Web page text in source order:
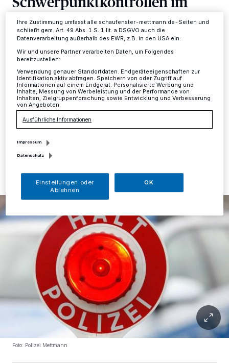
Straßenverkehr
Mettmann einen Schwerpunkteinsatz zur
Fußgängern sowie von Fahrradfahrerinnen und
Fahrradfahrern im öffentlichen Straßenverkehr in
ausgewählten Städten des Kreises Mettmann
durchgeführt.
Foto: Polizei Mettmann
Informationen finden Sie in unserer Datenschutzerklärung.
Ihre Zustimmung umfasst alle schaufenster-mettmann.de-Seiten und
schließt gem. Art. 49 Abs. 1 S. 1 lit. a DSGVO auch die
Datenverarbeitung außerhalb des EWR, z.B. in den USA ein.
Wir und unsere Partner verarbeiten Daten, um Folgendes
bereitzustellen:
Verwendung genauer Standortdaten. Endgeräteeigenschaften zur
Identifikation aktiv abfragen. Speichern von oder Zugriff auf
Informationen auf einem Endgerät. Personalisierte Werbung und
Inhalte, Messung von Werbeleistung und der Performance von
Inhalten, Zielgruppenforschung sowie Entwicklung und Verbesserung
von Angeboten.
Ausführliche Informationen
Impressum
Datenschutz
Einstellungen oder
Ablehnen
OK